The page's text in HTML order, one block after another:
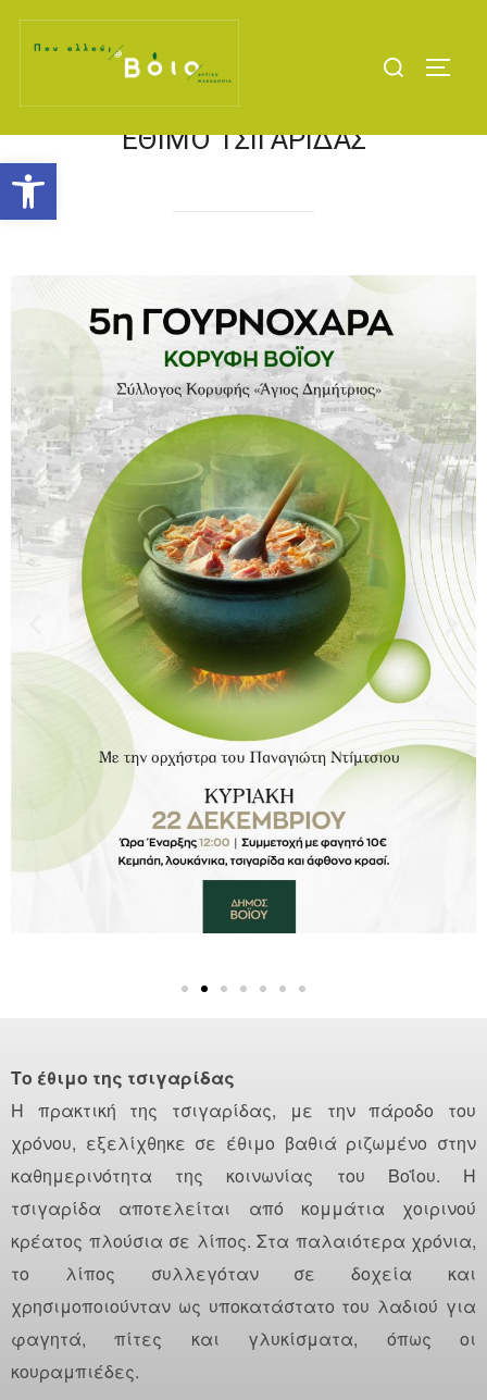
Ανοίξτε τη γραμμή εργαλείων
ΈΘΙΜΟ ΤΣΙΓΑΡΊΔΑΣ
Το έθιμο της τσιγαρίδας
Η πρακτική της τσιγαρίδας, με την πάροδο του
χρόνου, εξελίχθηκε σε έθιμο βαθιά ριζωμένο στην
καθημερινότητα της κοινωνίας του Βοΐου. Η
τσιγαρίδα αποτελείται από κομμάτια χοιρινού
κρέατος πλούσια σε λίπος. Στα παλαιότερα χρόνια,
το λίπος συλλεγόταν σε δοχεία και
χρησιμοποιούνταν ως υποκατάστατο του λαδιού για
φαγητά, πίτες και γλυκίσματα, όπως οι
κουραμπιέδες.